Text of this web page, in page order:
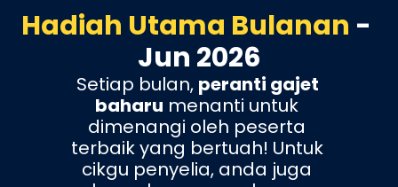
Hadiah Utama Bulanan -
Jun 2026
Setiap bulan, peranti gajet
baharu menanti untuk
dimenangi oleh peserta
terbaik yang bertuah! Untuk
cikgu penyelia, anda juga